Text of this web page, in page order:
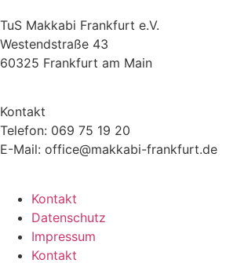
TuS Makkabi Frankfurt e.V.
Westendstraße 43
60325 Frankfurt am Main
Kontakt
Telefon: 069 75 19 20
E-Mail: office@makkabi-frankfurt.de
Kontakt
Datenschutz
Impressum
Kontakt